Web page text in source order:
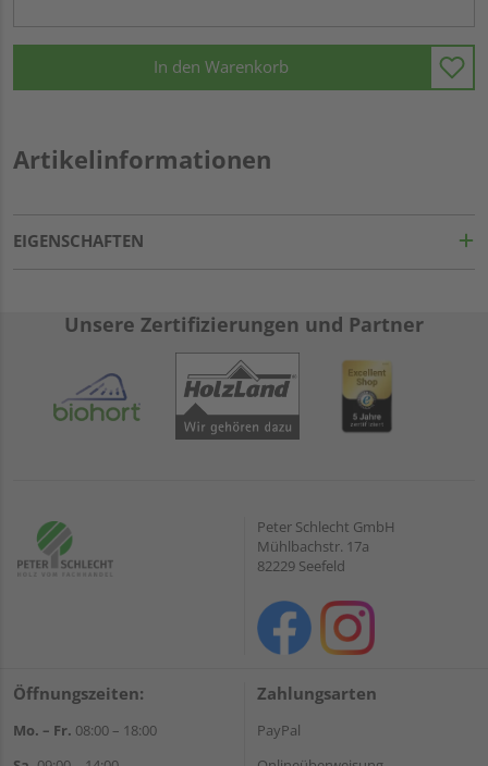
In den Warenkorb
Artikelinformationen
EIGENSCHAFTEN
Unsere Zertifizierungen und Partner
Peter Schlecht GmbH
Mühlbachstr. 17a
82229 Seefeld
Öffnungszeiten:
Mo. – Fr. 08:00 – 18:00
Zahlungsarten
PayPal